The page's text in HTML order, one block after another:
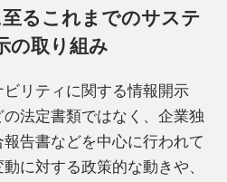
るこれまでのサステ
の取り組み
リティに関する情報開示
法定書類ではなく、企業独
告書などを中心に行われて
に対する政策的な動きや、